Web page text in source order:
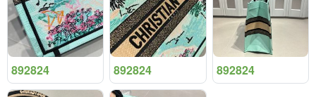
892824 892824 892824